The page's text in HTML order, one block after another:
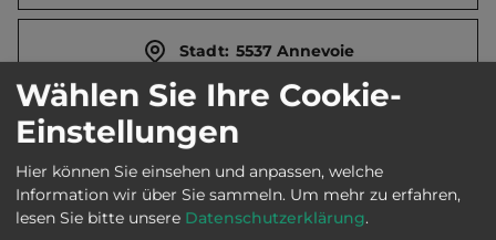
Stadt: 5537 Annevoie
Straße: Rue des jardins 37a
E-Mail: info@annevoie.be
Wählen Sie Ihre Cookie-
Einstellungen
Hier können Sie einsehen und anpassen, welche
Information wir über Sie sammeln. Um mehr zu erfahren,
lesen Sie bitte unsere Datenschutzerklärung.